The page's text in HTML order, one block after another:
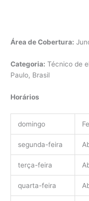
Área de Cobertura:
Categoria: Técnico de
Paulo, Brasil
Horários
domingo
segunda-feira
terça-feira
quarta-feira